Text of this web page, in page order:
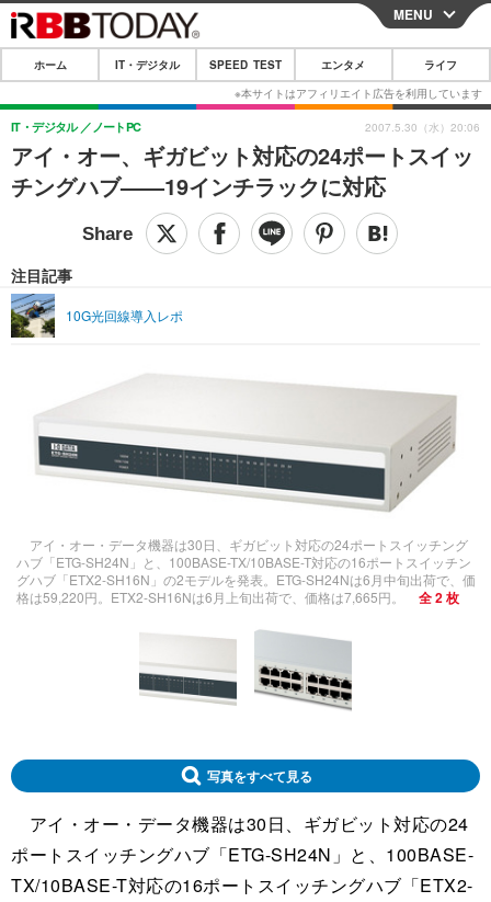
CLOSE
ホーム
IT・デジタル
IT・デジタルTOP スマートフォン
ショッピング その他
SPEED TEST
エンタメTOP 映画・ドラマ
グラビア ブログ
ショッピング
ライフTOP
その他
リリース一覧
MENU
ホーム IT・デジタル SPEED TEST エンタメ ライフ
アイ・オー、ギガビット対応の24ポートスイッ
チングハブ——19インチラックに対応
IT・デジタル ノートPC
注目記事
10G光回線導入レポ
2007.5.30（水）20:06
アイ・オー・データ機器は30日、ギガビット対応の24ポートスイッチング
ハブ「ETG-SH24N」と、100BASE-TX/10BASE-T対応の16ポートスイッチン
グハブ「ETX2-SH16N」の2モデルを発表。ETG-SH24Nは6月中旬出荷で、価
格は59,220円。ETX2-SH16Nは6月上旬出荷で、価格は7,665円。
全 2 枚
写真をすべて見る
アイ・オー・データ機器は30日、ギガビット対応の24
ポートスイッチングハブ「ETG-SH24N」と、100BASE-
TX/10BASE-T対応の16ポートスイッチングハブ「ETX2-